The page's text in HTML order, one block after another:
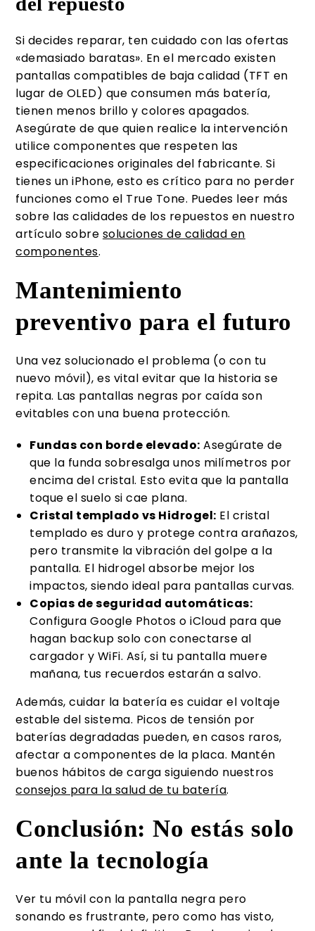
Si decides reparar, ten cuidado con las ofertas
«demasiado baratas». En el mercado existen
pantallas compatibles de baja calidad (TFT en
lugar de OLED) que consumen más batería,
tienen menos brillo y colores apagados.
Asegúrate de que quien realice la intervención
utilice componentes que respeten las
especificaciones originales del fabricante. Si
tienes un iPhone, esto es crítico para no perder
funciones como el True Tone. Puedes leer más
sobre las calidades de los repuestos en nuestro
artículo sobre soluciones de calidad en
componentes.
Mantenimiento
preventivo para el futuro
Una vez solucionado el problema (o con tu
nuevo móvil), es vital evitar que la historia se
repita. Las pantallas negras por caída son
evitables con una buena protección.
Fundas con borde elevado: Asegúrate de
que la funda sobresalga unos milímetros por
encima del cristal. Esto evita que la pantalla
toque el suelo si cae plana.
Cristal templado vs Hidrogel: El cristal
templado es duro y protege contra arañazos,
pero transmite la vibración del golpe a la
pantalla. El hidrogel absorbe mejor los
impactos, siendo ideal para pantallas curvas.
Copias de seguridad automáticas:
Configura Google Photos o iCloud para que
hagan backup solo con conectarse al
cargador y WiFi. Así, si tu pantalla muere
mañana, tus recuerdos estarán a salvo.
Además, cuidar la batería es cuidar el voltaje
estable del sistema. Picos de tensión por
baterías degradadas pueden, en casos raros,
afectar a componentes de la placa. Mantén
buenos hábitos de carga siguiendo nuestros
consejos para la salud de tu batería.
Conclusión: No estás solo
ante la tecnología
Ver tu móvil con la pantalla negra pero
sonando es frustrante, pero como has visto,